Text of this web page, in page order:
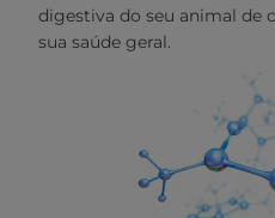
digestiva do seu animal de
sua saúde geral.